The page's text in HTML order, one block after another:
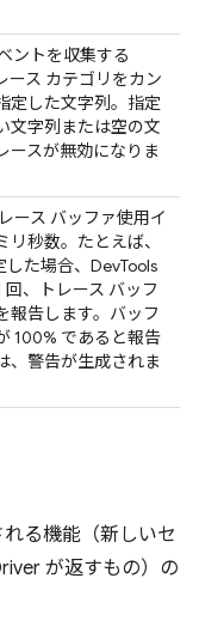
ントを収集する
ース カテゴリをカン
定した文字列。指定
文字列または空の文
ースが無効になりま
ース バッファ使用イ
リ秒数。たとえば、
した場合、DevTools
回、トレース バッフ
報告します。バッフ
100% であると報告
、警告が生成されま
る機能（新しいセ
が返すもの）の